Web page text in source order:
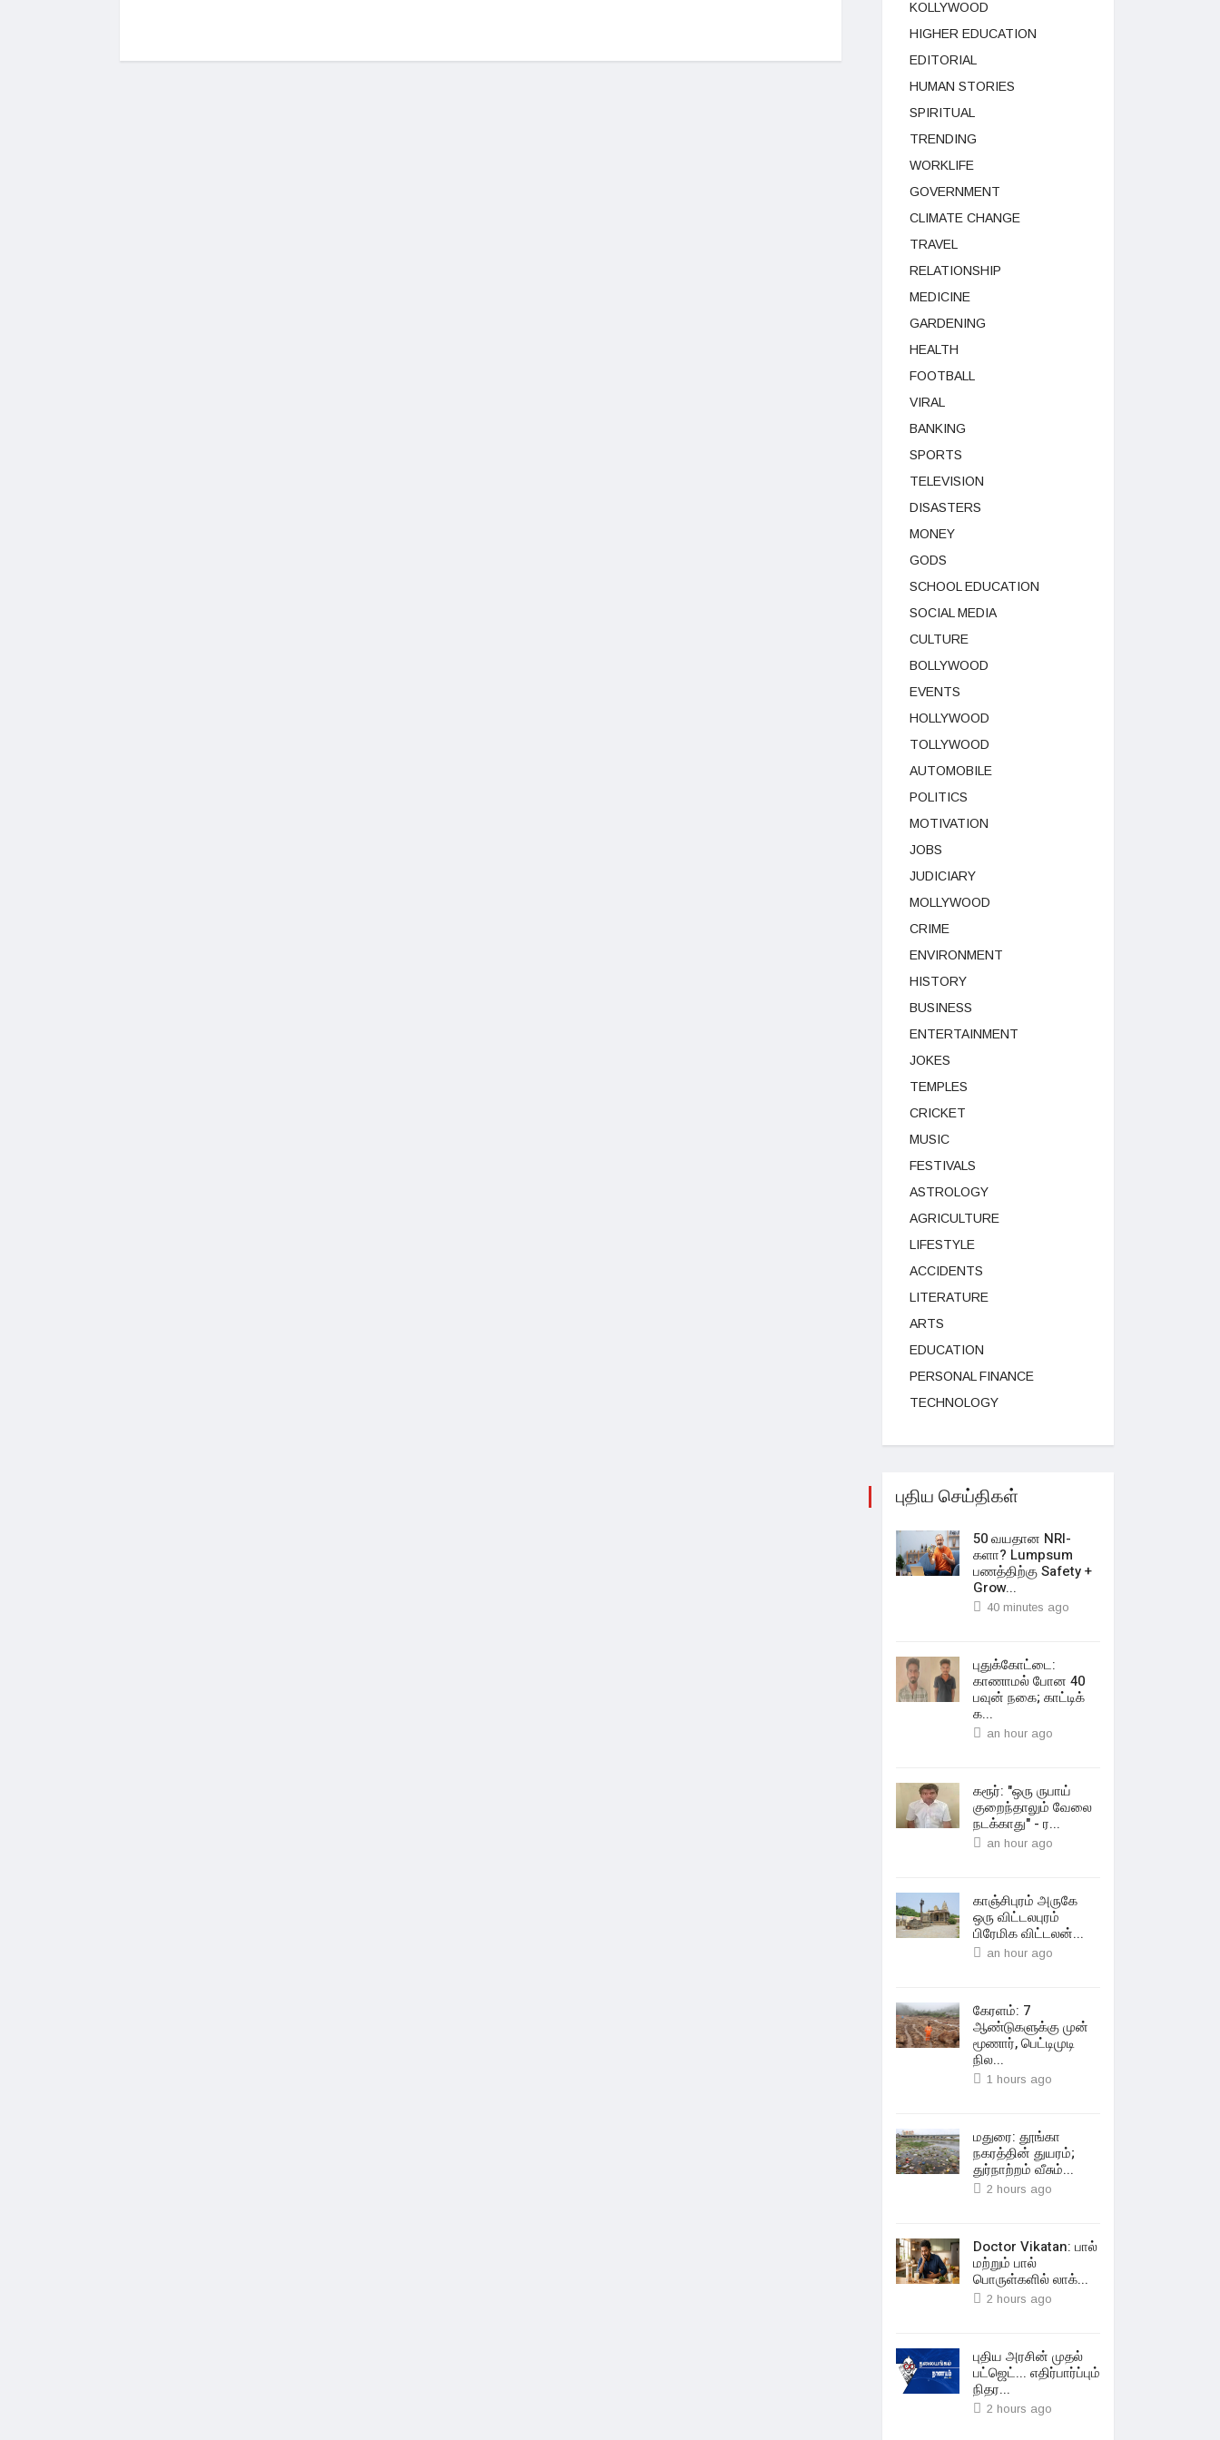
KOLLYWOOD
HIGHER EDUCATION
EDITORIAL
HUMAN STORIES
SPIRITUAL
TRENDING
WORKLIFE
GOVERNMENT
CLIMATE CHANGE
TRAVEL
RELATIONSHIP
MEDICINE
GARDENING
HEALTH
FOOTBALL
VIRAL
BANKING
SPORTS
TELEVISION
DISASTERS
MONEY
GODS
SCHOOL EDUCATION
SOCIAL MEDIA
CULTURE
BOLLYWOOD
EVENTS
HOLLYWOOD
TOLLYWOOD
AUTOMOBILE
POLITICS
MOTIVATION
JOBS
JUDICIARY
MOLLYWOOD
CRIME
ENVIRONMENT
HISTORY
BUSINESS
ENTERTAINMENT
JOKES
TEMPLES
CRICKET
MUSIC
FESTIVALS
ASTROLOGY
AGRICULTURE
LIFESTYLE
ACCIDENTS
LITERATURE
ARTS
EDUCATION
PERSONAL FINANCE
TECHNOLOGY
புதிய செய்திகள்
50 வயதான NRI-
களா? Lumpsum
பணத்திற்கு Safety +
Grow...
40 minutes ago
புதுக்கோட்டை:
காணாமல் போன 40
பவுன் நகை; காட்டிக்
க...
an hour ago
கரூர்: "ஒரு ருபாய்
குறைந்தாலும் வேலை
நடக்காது" - ர...
an hour ago
காஞ்சிபுரம் அருகே
ஒரு விட்டலபுரம்
பிரேமிக விட்டலன்...
an hour ago
கேரளம்: 7
ஆண்டுகளுக்கு முன்
மூணார், பெட்டிமுடி
நில...
1 hours ago
மதுரை: தூங்கா
நகரத்தின் துயரம்;
துர்நாற்றம் வீசும்...
2 hours ago
Doctor Vikatan: பால்
மற்றும் பால்
பொருள்களில் லாக்...
2 hours ago
புதிய அரசின் முதல்
பட்ஜெட்... எதிர்பார்ப்பும்
நிதர...
2 hours ago